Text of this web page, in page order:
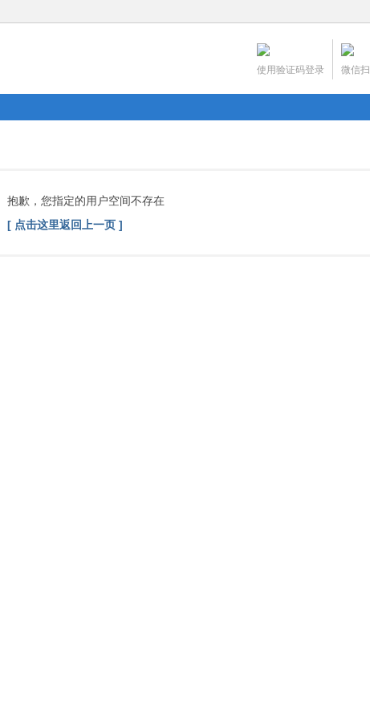
微信
使用验证码登录
抱歉，您指定的用户空间不存在
[ 点击这里返回上一页 ]